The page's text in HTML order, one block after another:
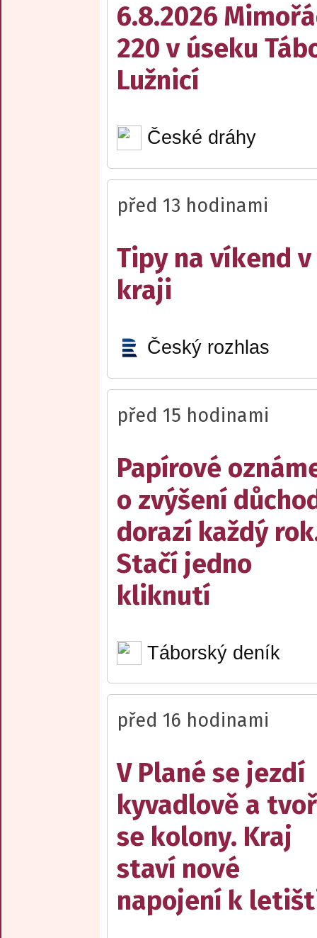
6.8.2026
220 v úseku
Lužnicí
České dráhy
před 13 hodinami
Tipy na víkend
kraji
Český rozhlas
před 15 hodinami
Papírové
o zvýšení
dorazí každý
Stačí jedno
kliknutí
Táborský deník
před 16 hodinami
V Plané se jezdí
kyvadlově a
se kolony. Kraj
staví nové
napojení k